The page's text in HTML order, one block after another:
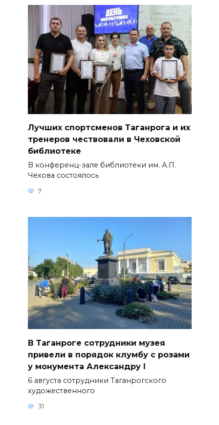
Лучших спортсменов Таганрога и их
тренеров чествовали в Чеховской
библиотеке
В конференц-зале библиотеки им. А.П.
Чехова состоялось
7
В Таганроге сотрудники музея
привели в порядок клумбу с розами
у монумента Александру I
6 августа сотрудники Таганрогского
художественного
31